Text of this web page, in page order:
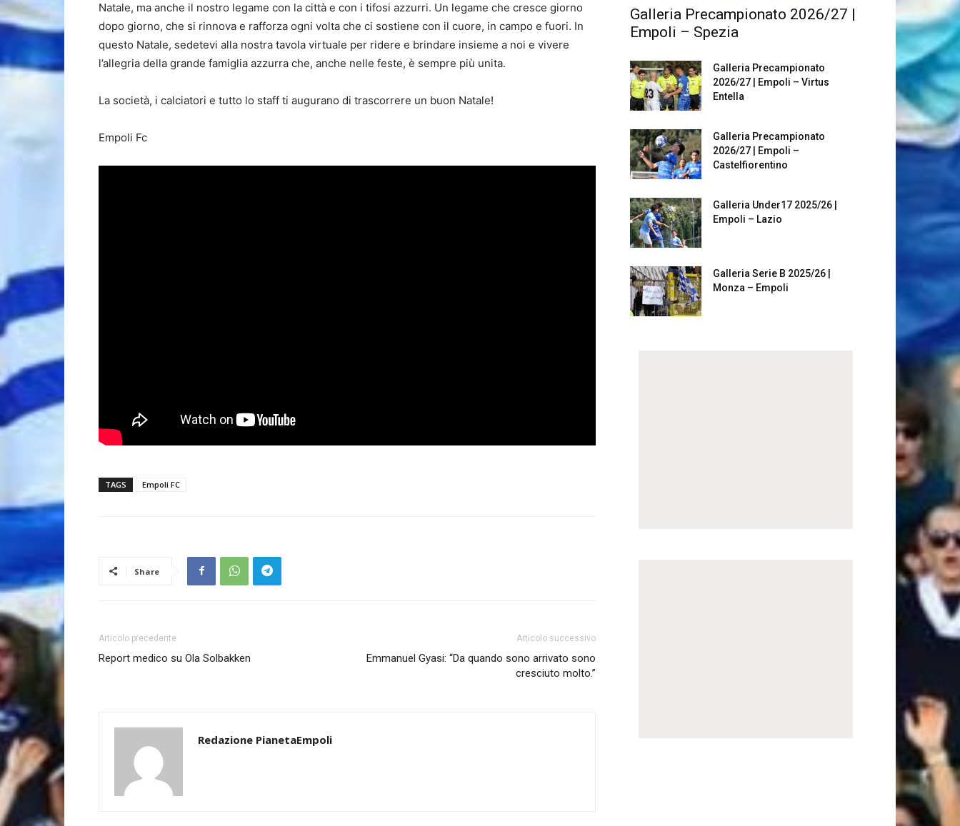
Natale, ma anche il nostro legame con la città e con i tifosi azzurri. Un legame che cresce giorno
dopo giorno, che si rinnova e rafforza ogni volta che ci sostiene con il cuore, in campo e fuori. In
questo Natale, sedetevi alla nostra tavola virtuale per ridere e brindare insieme a noi e vivere
l’allegria della grande famiglia azzurra che, anche nelle feste, è sempre più unita.
La società, i calciatori e tutto lo staff ti augurano di trascorrere un buon Natale!
Empoli Fc
TAGS Empoli FC
Share
Articolo precedente
Report medico su Ola Solbakken
Articolo successivo
Emmanuel Gyasi: “Da quando sono arrivato sono
cresciuto molto.”
Redazione PianetaEmpoli
Galleria Precampionato 2026/27 |
Empoli – Spezia
Galleria Precampionato
2026/27 | Empoli – Virtus
Entella
Galleria Precampionato
2026/27 | Empoli –
Castelfiorentino
Galleria Under17 2025/26 |
Empoli – Lazio
Galleria Serie B 2025/26 |
Monza – Empoli